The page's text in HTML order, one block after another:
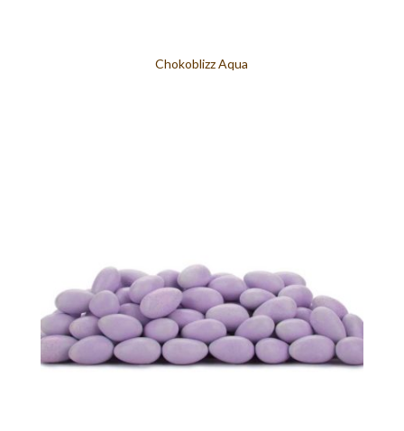
Chokoblizz Aqua